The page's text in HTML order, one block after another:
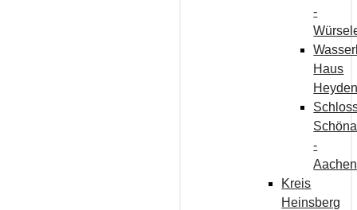
-
Haus
-
Aachen
Kreis
Heinsberg